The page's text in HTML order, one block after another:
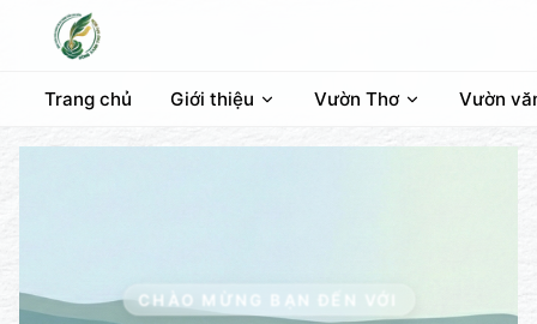
Trang chủ Giới thiệu Vườn Thơ Vườn
CHÀO MỪNG BẠN ĐẾN VỚI